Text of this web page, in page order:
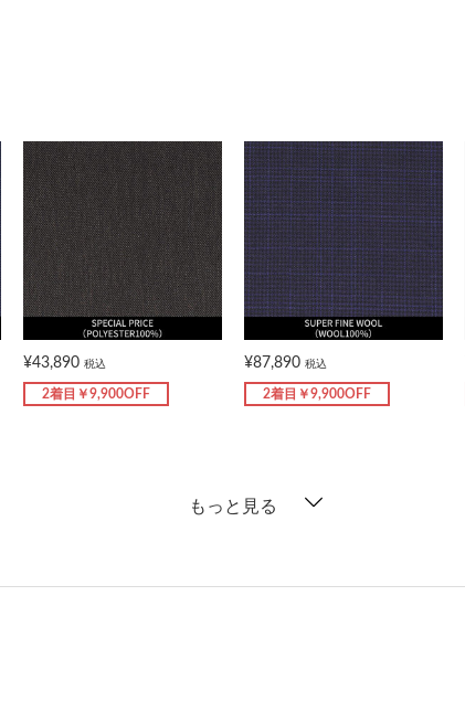
¥43,890 税込
2着目￥9,900OFF
¥87,890 税込
2着目￥9,900OFF
もっと見る